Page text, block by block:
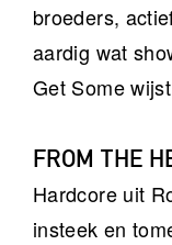
broeders,
aardig wat
Get Some
FROM THE
Hardcore uit
insteek en